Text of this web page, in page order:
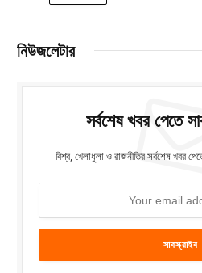
নিউজলেটার
সর্বশেষ খবর পেতে
বিশ্ব, খেলাধুলা ও রাজনীতির সর্বশেষ খবর